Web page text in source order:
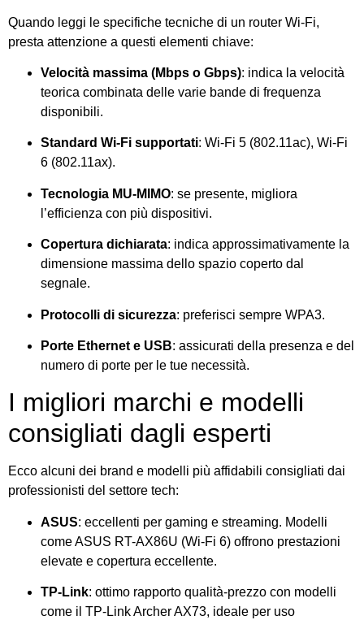
Quando leggi le specifiche tecniche di un router Wi-Fi,
presta attenzione a questi elementi chiave:
Velocità massima (Mbps o Gbps): indica la velocità
teorica combinata delle varie bande di frequenza
disponibili.
Standard Wi-Fi supportati: Wi-Fi 5 (802.11ac), Wi-Fi
6 (802.11ax).
Tecnologia MU-MIMO: se presente, migliora
l’efficienza con più dispositivi.
Copertura dichiarata: indica approssimativamente la
dimensione massima dello spazio coperto dal
segnale.
Protocolli di sicurezza: preferisci sempre WPA3.
Porte Ethernet e USB: assicurati della presenza e del
numero di porte per le tue necessità.
I migliori marchi e modelli
consigliati dagli esperti
Ecco alcuni dei brand e modelli più affidabili consigliati dai
professionisti del settore tech:
ASUS: eccellenti per gaming e streaming. Modelli
come ASUS RT-AX86U (Wi-Fi 6) offrono prestazioni
elevate e copertura eccellente.
TP-Link: ottimo rapporto qualità-prezzo con modelli
come il TP-Link Archer AX73, ideale per uso